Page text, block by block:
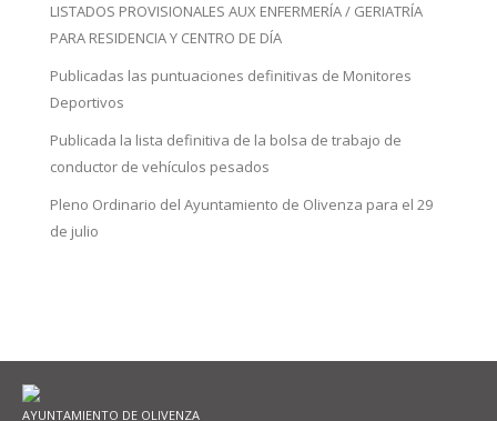
LISTADOS PROVISIONALES AUX ENFERMERÍA / GERIATRÍA
PARA RESIDENCIA Y CENTRO DE DÍA
Publicadas las puntuaciones definitivas de Monitores
Deportivos
Publicada la lista definitiva de la bolsa de trabajo de
conductor de vehículos pesados
Pleno Ordinario del Ayuntamiento de Olivenza para el 29
de julio
AYUNTAMIENTO DE OLIVENZA